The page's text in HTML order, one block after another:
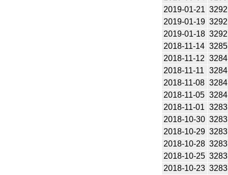
2019-01-21 3292
2019-01-19 3292
2019-01-18 3292
2018-11-14 3285
2018-11-12 3284
2018-11-11
3284
2018-11-08 3284
2018-11-05 3284
2018-11-01 3283
2018-10-30 3283
2018-10-29 3283
2018-10-28 3283
2018-10-25 3283
2018-10-23 3283